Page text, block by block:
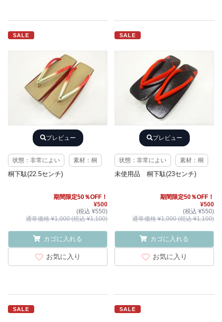
SALE
プレビュー
状態：非常によい 素材：桐
桐下駄(22.5センチ)
期間限定50％OFF！
¥500
(税込 ¥550)
通常価格 ¥1,000 (税込 ¥1,100)
カゴに入れる
お気に入り
SALE
プレビュー
状態：非常によい 素材：桐
未使用品 桐下駄(23センチ)
期間限定50％OFF！
¥500
(税込 ¥550)
通常価格 ¥1,000 (税込 ¥1,100)
カゴに入れる
お気に入り
SALE SALE